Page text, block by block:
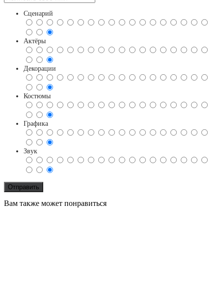
Сценарий
Актёры
Декорации
Костюмы
Графика
Звук
Вам также может понравиться